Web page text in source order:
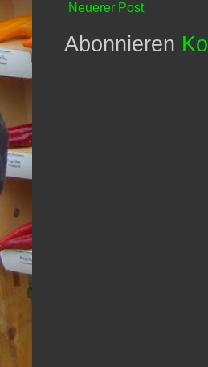
Neuerer Post
Abonnieren